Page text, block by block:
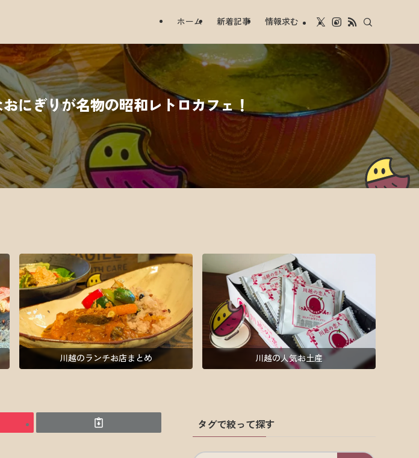
ホーム 新着記事 情報求む
にぎりが名物の昭和レトロカフェ！
川越のランチお店まとめ 川越の人気お土産
タグで絞って探す